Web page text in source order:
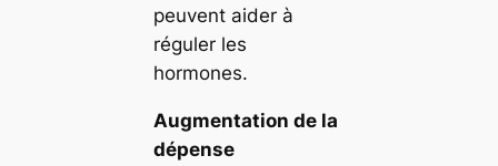
peuvent aider à
réguler les
hormones.
Augmentation de la
dépense